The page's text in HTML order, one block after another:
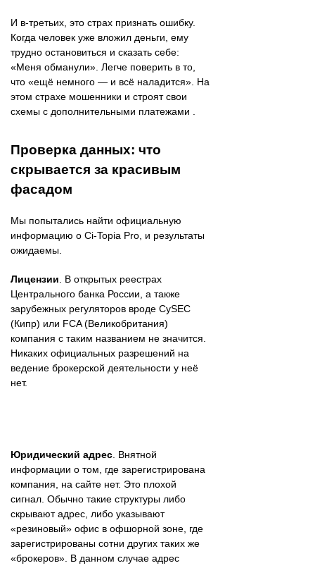
И в-третьих, это страх признать ошибку.
Когда человек уже вложил деньги, ему
трудно остановиться и сказать себе:
«Меня обманули». Легче поверить в то,
что «ещё немного — и всё наладится». На
этом страхе мошенники и строят свои
схемы с дополнительными платежами .
Проверка данных: что
скрывается за красивым
фасадом
Мы попытались найти официальную
информацию о Ci-Topia Pro, и результаты
ожидаемы.
Лицензии . В открытых реестрах
Центрального банка России, а также
зарубежных регуляторов вроде CySEC
(Кипр) или FCA (Великобритания)
компания с таким названием не значится.
Никаких официальных разрешений на
ведение брокерской деятельности у неё
нет.
Юридический адрес . Внятной
информации о том, где зарегистрирована
компания, на сайте нет. Это плохой
сигнал. Обычно такие структуры либо
скрывают адрес, либо указывают
«резиновый» офис в офшорной зоне, где
зарегистрированы сотни других таких же
«брокеров». В данном случае адрес